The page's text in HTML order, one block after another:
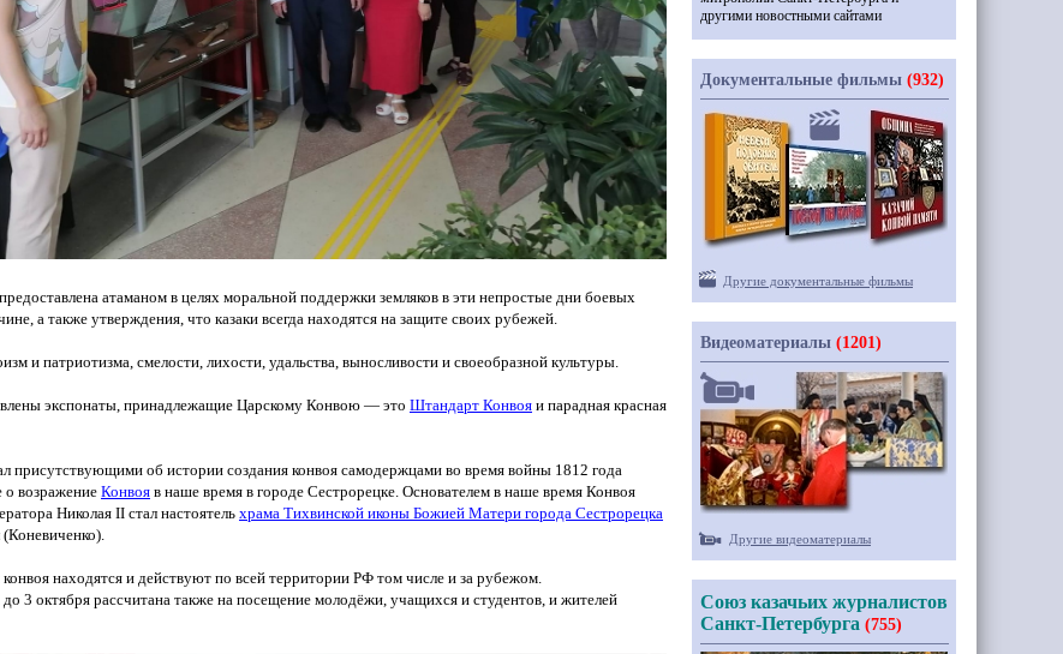
атаманом в целях моральной поддержки земляков в эти непростые дни боевых
а также утверждения, что казаки всегда находятся на защите своих рубежей.
и патриотизма, смелости, лихости, удальства, выносливости и своеобразной культуры.
экспонаты, принадлежащие Царскому Конвою — это Штандарт Конвоя и парадная красная
присутствующими об истории создания конвоя самодержцами во время войны 1812 года
о возражениеКонвоя в наше время в городе Сестрорецке. Основателем в наше время Конвоя
НиколаяII стал настоятель храма Тихвинской иконы Божией Матери города Сестрорецка
(Коневиченко).
находятся и действуют по всей территории РФ том числе и за рубежом.
до 3 октября рассчитана также на посещение молодёжи, учащихся и студентов, и жителей
другими новостными сайтами
Документальные фильмы (932)
Другие документальные фильмы
Видеоматериалы (1201)
Другие видеоматериалы
Союз казачьих журналистов
Санкт-Петербурга (755)